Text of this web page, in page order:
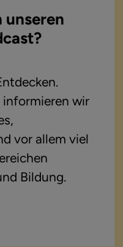
unseren
informieren wir
vor allem viel
Bildung.